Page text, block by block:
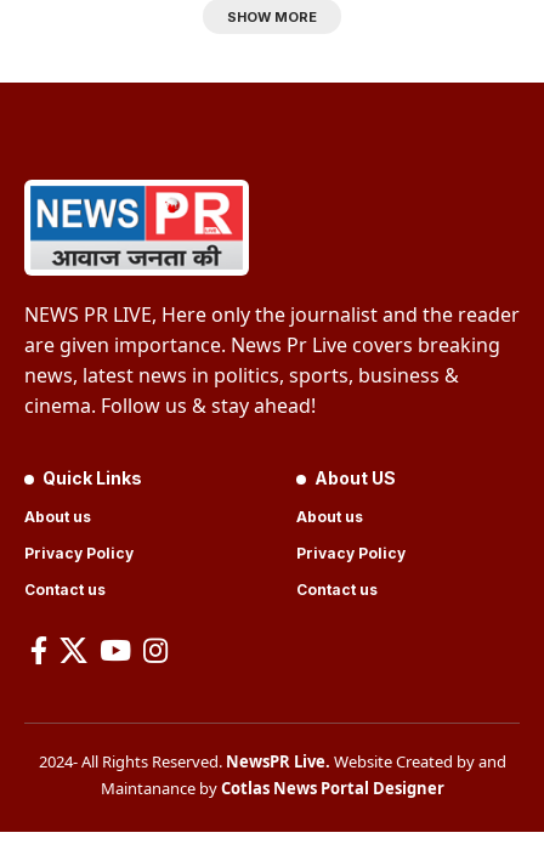
SHOW MORE
NEWS PR LIVE, Here only the journalist and the reader
are given importance. News Pr Live covers breaking
news, latest news in politics, sports, business &
cinema. Follow us & stay ahead!
Quick Links
About us
Privacy Policy
Contact us
About US
About us
Privacy Policy
Contact us
2024- All Rights Reserved. NewsPR Live. Website Created by and
Maintanance byCotlas News Portal Designer